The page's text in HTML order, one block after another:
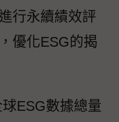
行永續績效評
優化ESG的揭
ESG數據總量